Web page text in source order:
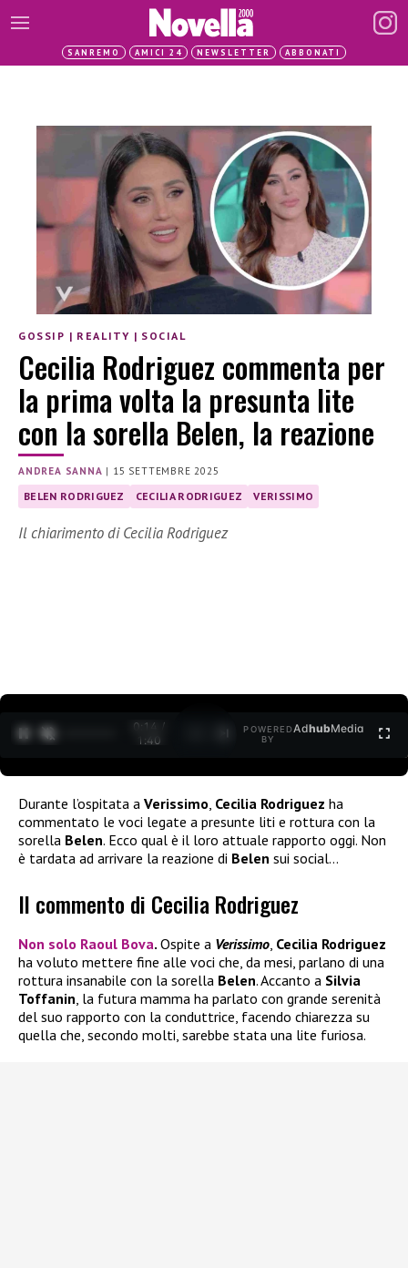
SANREMO AMICI 24 NEWSLETTER ABBONATI
GOSSIP | REALITY | SOCIAL
Cecilia Rodriguez commenta per
la prima volta la presunta lite
con la sorella Belen, la reazione
ANDREA SANNA | 15 SETTEMBRE 2025
BELEN RODRIGUEZ CECILIA RODRIGUEZ VERISSIMO
Il chiarimento di Cecilia Rodriguez
0:15 /
1:40
POWERED
BY
AdhubMedia
Durante l’ospitata a Verissimo Cecilia Rodriguez ha
commentato le voci legate a presunte liti e rottura con la
sorella Belen. Ecco qual è il loro attuale rapporto oggi. Non
è tardata ad arrivare la reazione di Belen sui social…
Il commento di Cecilia Rodriguez
Non solo Raoul Bova. Ospite a Verissimo, Cecilia Rodriguez
ha voluto mettere fine alle voci che, da mesi, parlano di una
rottura insanabile con la sorella Belen. Accanto a Silvia
Toffanin, la futura mamma ha parlato con grande serenità
del suo rapporto con la conduttrice, facendo chiarezza su
quella che, secondo molti, sarebbe stata una lite furiosa.